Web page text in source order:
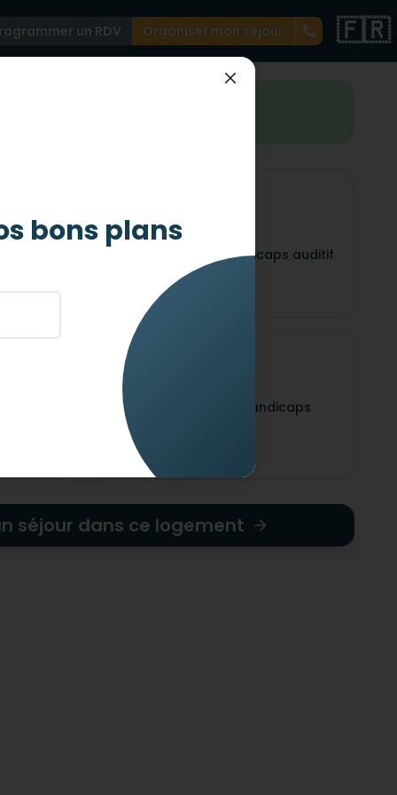
un RDV Organiser mon séjour 🇫🇷
Adapté pour les handicaps auditif
Adapté pour les handicaps
séjour dans ce logement
bons plans